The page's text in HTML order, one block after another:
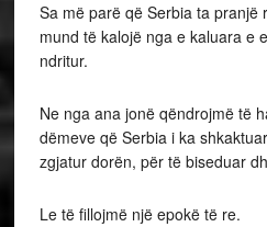
Sa më parë që Serbia ta pranjë
mund të kalojë nga e kaluara e
ndritur.
Ne nga ana jonë qëndrojmë të
dëmeve që Serbia i ka
zgjatur dorën, për të biseduar
Le të fillojmë një epokë të re.